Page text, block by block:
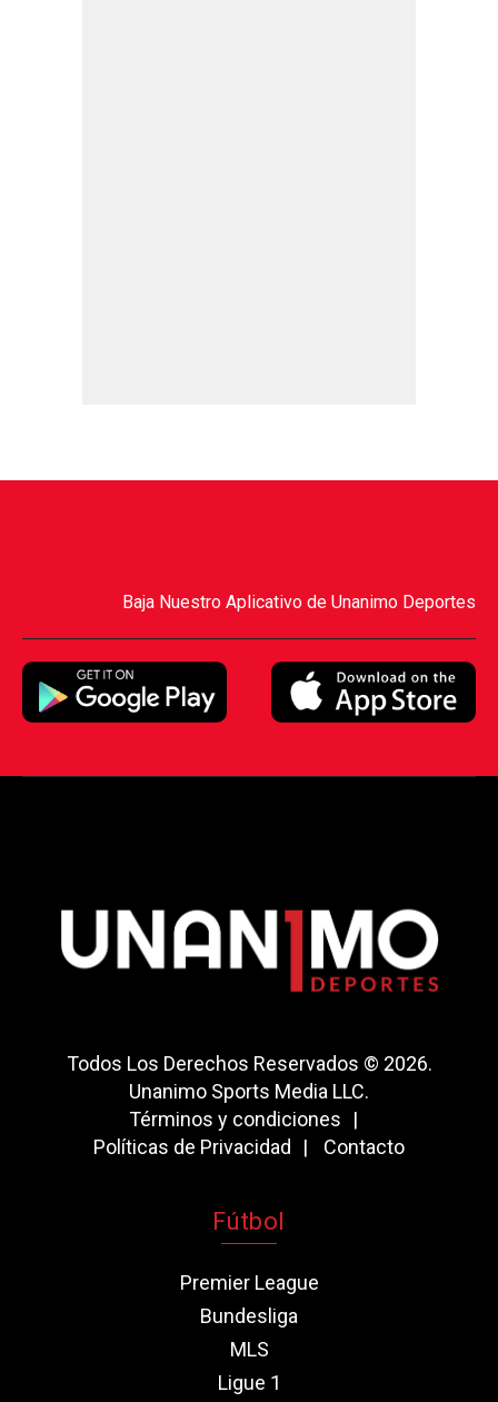
Baja Nuestro Aplicativo de Unanimo Deportes
Todos Los Derechos Reservados © 2026.
Unanimo Sports Media LLC.
Términos y condiciones
Políticas de Privacidad
Contacto
Fútbol
Premier League
Bundesliga
MLS
Ligue 1